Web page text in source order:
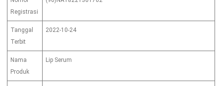
Registrasi
Tanggal
Terbit
2022-10-24
Nama
Produk
Lip Serum